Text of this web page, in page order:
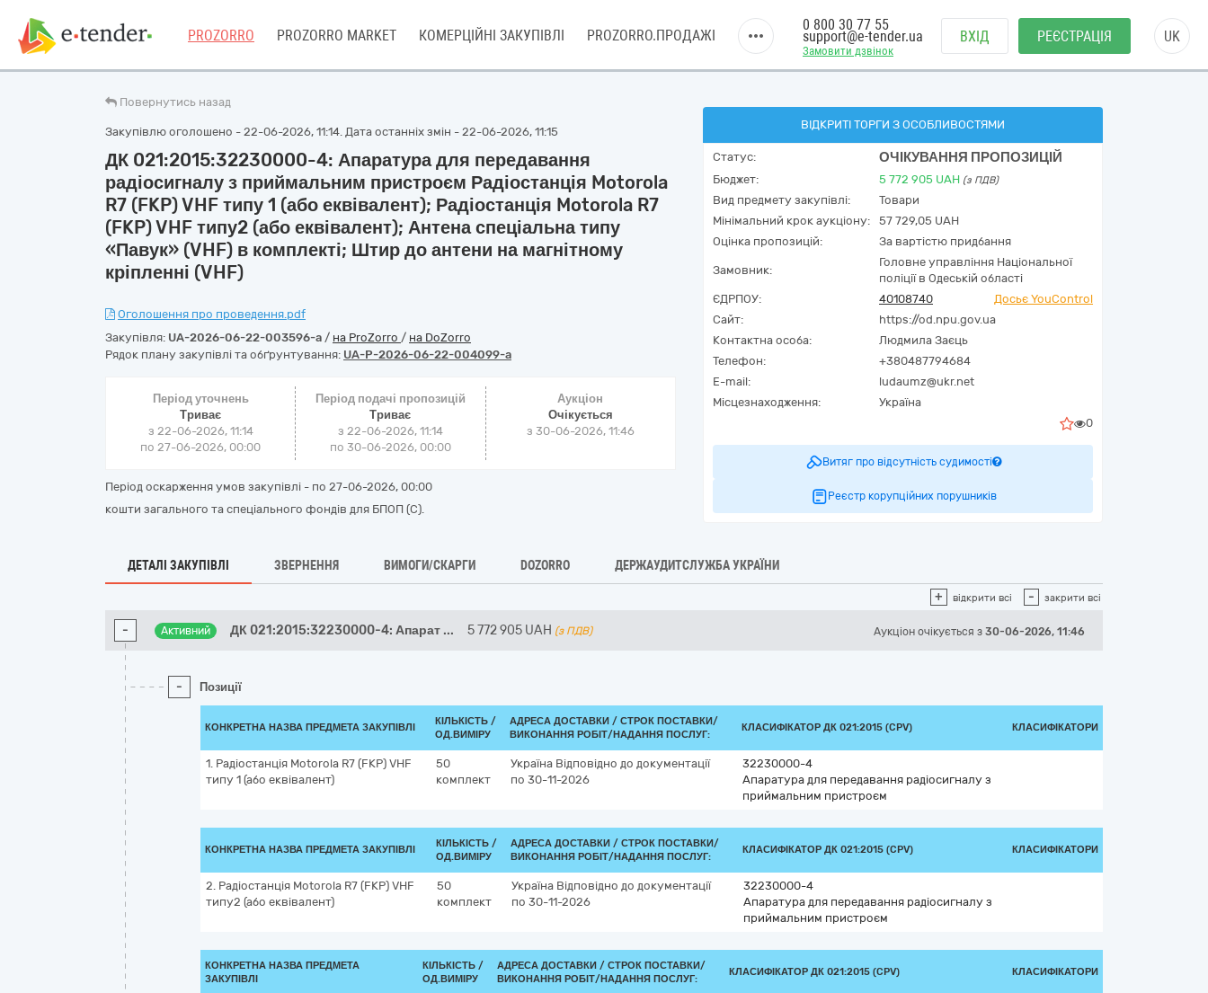
PROZORRO PROZORRO MARKET КОМЕРЦІЙНІ ЗАКУПІВЛІ PROZORRO.ПРОДАЖІ
Замовити дзвінок
0 800 30 77 55
support@e-tender.ua ВХІД РЕЄСТРАЦІЯ UK
Повернутись назад
Закупівлю оголошено - 22-06-2026, 11:14. Дата останніх змін - 22-06-2026, 11:15
ДК 021:2015:32230000-4: Апаратура для передавання
радіосигналу з приймальним пристроєм Радіостанція Motorola
R7 (FKP) VHF типу 1 (або еквівалент); Радіостанція Motorola R7
(FKP) VHF типу2 (або еквівалент); Антена спеціальна типу
«Павук» (VHF) в комплекті; Штир до антени на магнітному
кріпленні (VHF)
Оголошення про проведення.pdf
Закупівля: UA-2026-06-22-003596-a / на ProZorro / на DoZorro
Рядок плану закупівлі та обґрунтування: UA-P-2026-06-22-004099-a
Період уточнень
Триває
з 22-06-2026, 11:14
по 27-06-2026, 00:00
Період подачі пропозицій
Триває
з 22-06-2026, 11:14
по 30-06-2026, 00:00
Аукціон
Очікується
з 30-06-2026, 11:46
Період оскарження умов закупівлі - по 27-06-2026, 00:00
кошти загального та спеціального фондів для БПОП (С).
ВІДКРИТІ ТОРГИ З ОСОБЛИВОСТЯМИ
Статус: ОЧІКУВАННЯ ПРОПОЗИЦІЙ
Бюджет: 5 772 905 UAH (з ПДВ)
Вид предмету закупівлі:
Товари
Мінімальний крок аукціону:
57 729,05 UAH
Оцінка пропозицій:
За вартістю придбання
Замовник:
Головне управління Національної
поліції в Одеській області
ЄДРПОУ:
40108740
Досьє YouControl
Сайт:
https://od.npu.gov.ua
Контактна особа:
Людмила Заєць
Телефон:
+380487794684
E-mail:
ludaumz@ukr.net
Місцезнаходження:
Україна
0
Витяг про відсутність судимості
Реєстр корупційних порушників
ДЕТАЛІ ЗАКУПІВЛІ ЗВЕРНЕННЯ ВИМОГИ/СКАРГИ DOZORRO ДЕРЖАУДИТСЛУЖБА УКРАЇНИ
+ відкрити всі - закрити всі
- Активний ДК 021:2015:32230000-4: Апарат ... 5 772 905 UAH (з ПДВ) Аукціон очікується з 30-06-2026, 11:46
- Позиції
КОНКРЕТНА НАЗВА ПРЕДМЕТА ЗАКУПІВЛІ
КІЛЬКІСТЬ /
ОД.ВИМІРУ
АДРЕСА ДОСТАВКИ / СТРОК ПОСТАВКИ/
ВИКОНАННЯ РОБІТ/НАДАННЯ ПОСЛУГ:
КЛАСИФІКАТОР ДК 021:2015 (CPV) КЛАСИФІКАТОРИ
1. Радіостанція Motorola R7 (FKP) VHF
типу 1 (або еквівалент)
50
комплект
Україна Відповідно до документації
по 30-11-2026
32230000-4
Апаратура для передавання радіосигналу з
приймальним пристроєм
КОНКРЕТНА НАЗВА ПРЕДМЕТА ЗАКУПІВЛІ
КІЛЬКІСТЬ /
ОД.ВИМІРУ
АДРЕСА ДОСТАВКИ / СТРОК ПОСТАВКИ/
ВИКОНАННЯ РОБІТ/НАДАННЯ ПОСЛУГ:
КЛАСИФІКАТОР ДК 021:2015 (CPV) КЛАСИФІКАТОРИ
2. Радіостанція Motorola R7 (FKP) VHF
типу2 (або еквівалент)
50
комплект
Україна Відповідно до документації
по 30-11-2026
32230000-4
Апаратура для передавання радіосигналу з
приймальним пристроєм
КОНКРЕТНА НАЗВА ПРЕДМЕТА
ЗАКУПІВЛІ
КІЛЬКІСТЬ /
ОД.ВИМІРУ
АДРЕСА ДОСТАВКИ / СТРОК ПОСТАВКИ/
ВИКОНАННЯ РОБІТ/НАДАННЯ ПОСЛУГ:
КЛАСИФІКАТОР ДК 021:2015 (CPV) КЛАСИФІКАТОРИ